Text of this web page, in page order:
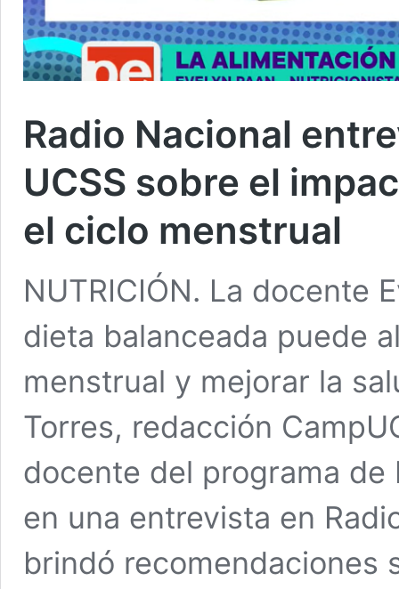
Radio Nacional
UCSS sobre el
el ciclo menstrual
NUTRICIÓN. La docente
dieta balanceada puede
menstrual y mejorar la
Torres, redacción
docente del programa
en una entrevista en
brindó recomendaciones